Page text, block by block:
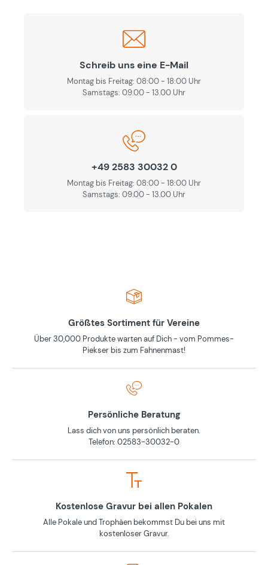
Schreib uns eine E-Mail
Montag bis Freitag: 08:00 - 18:00 Uhr
Samstags: 09.00 - 13.00 Uhr
+49 2583 30032 0
Montag bis Freitag: 08:00 - 18:00 Uhr
Samstags: 09.00 - 13.00 Uhr
Größtes Sortiment für Vereine
Über 30,000 Produkte warten auf Dich - vom Pommes-
Piekser bis zum Fahnenmast!
Persönliche Beratung
Lass dich von uns persönlich beraten.
Telefon: 02583-30032-0
Kostenlose Gravur bei allen Pokalen
Alle Pokale und Trophäen bekommst Du bei uns mit
kostenloser Gravur.